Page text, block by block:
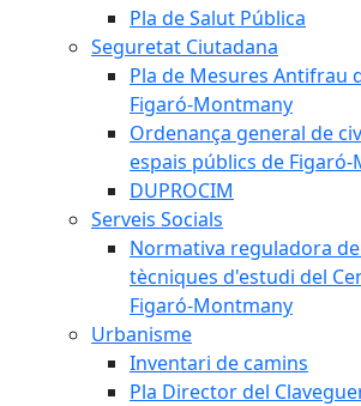
Pla de Salut Pública
Seguretat Ciutadana
Pla de Mesures Antifrau
Figaró-Montmany
Ordenança general de
espais públics de
DUPROCIM
Serveis Socials
Normativa reguladora
tècniques d'estudi del
Figaró-Montmany
Urbanisme
Inventari de camins
Pla Director del